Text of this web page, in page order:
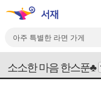
소소한 마음 한스푼♣